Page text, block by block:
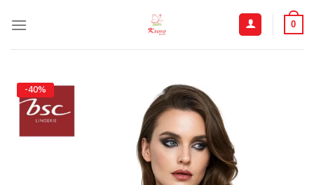
0
-40%